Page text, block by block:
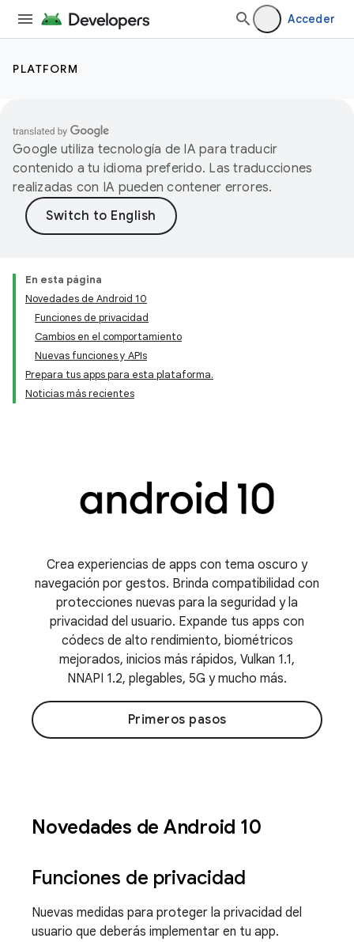
Acceder
PLATFORM
Google utiliza tecnología de IA para traducir
contenido a tu idioma preferido. Las traducciones
realizadas con IA pueden contener errores.
En esta página
Novedades de Android 10
Funciones de privacidad
Cambios en el comportamiento
Nuevas funciones y APIs
Prepara tus apps para esta plataforma.
Noticias más recientes
Crea experiencias de apps con tema oscuro y
navegación por gestos. Brinda compatibilidad con
protecciones nuevas para la seguridad y la
privacidad del usuario. Expande tus apps con
códecs de alto rendimiento, biométricos
mejorados, inicios más rápidos, Vulkan 1.1,
NNAPI 1.2, plegables, 5G y mucho más.
Primeros pasos
Novedades de Android 10
Funciones de privacidad
Nuevas medidas para proteger la privacidad del
usuario que deberás implementar en tu app.